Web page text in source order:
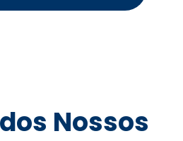
Nossos